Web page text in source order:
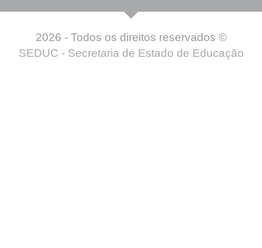
2026 - Todos os direitos reservados ©
SEDUC - Secretaria de Estado de Educação